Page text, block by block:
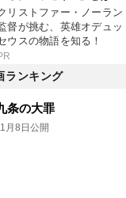
リストファー・ノーラン
督が挑む、英雄オデュッ
ウスの物語を知る！
ランキング
条の大罪
月8日公開